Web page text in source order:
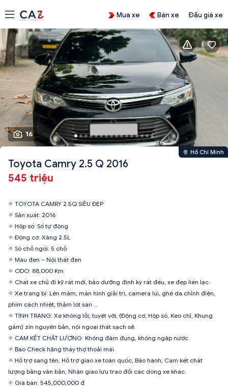
Mua xe Bán xe Đấu giá xe
16
Hồ Chí Minh
Toyota Camry 2.5 Q 2016
545 triệu
✧ TOYOTA CAMRY 2.5Q SIÊU ĐẸP
✧ Sản xuất: 2016
✧ Hộp số: Số tự động
✧ Động cơ: Xăng 2.5L
✧ Số chỗ ngồi: 5 chỗ
✧ Màu đen – Nội thất đen
✧ ODO: 88,000 Km
✧ Chất xe chủ đi kỹ rất mới, bảo dưỡng định kỳ rất đều, xe đẹp liền lạc.
✧ Xe trang bị: Lên mâm, màn hình giải trí, camera lùi, ghế da chỉnh điện,
phim cách nhiệt, thảm lót sàn …
✧ TÌNH TRẠNG: Xe không lỗi, tuyệt vời, (Động cơ, Hộp số, Keo chỉ, Khung
gầm) zin nguyên bản, nội ngoại thất sạch sẽ.
✧ CAM KẾT CHẤT LƯỢNG: Không đâm đụng, không ngập nước.
✧ Bao Check hãng thầy thợ thoải mái.
✧ Hỗ trợ sang tên, Hỗ trợ giao xe toàn quốc, Bảo hành, Cam kết chất
lượng bằng văn bản, Nhận giao lưu trao đổi các dòng xe khác.
✧ Giá bán: 545,000,000 đ